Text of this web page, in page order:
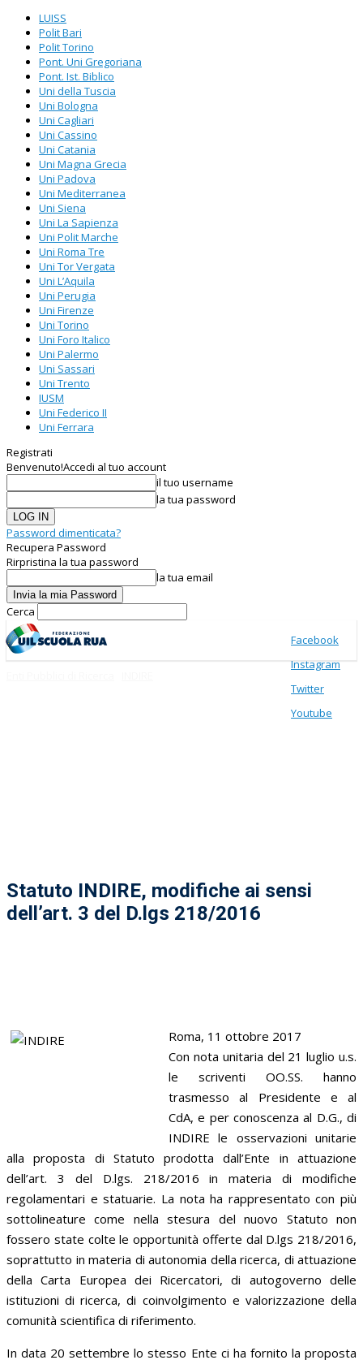
LUISS
Polit Bari
Polit Torino
Pont. Uni Gregoriana
Pont. Ist. Biblico
Uni della Tuscia
Uni Bologna
Uni Cagliari
Uni Cassino
Uni Catania
Uni Magna Grecia
Uni Padova
Uni Mediterranea
Uni Siena
Uni La Sapienza
Uni Polit Marche
Uni Roma Tre
Uni Tor Vergata
Uni L’Aquila
Uni Perugia
Uni Firenze
Uni Torino
Uni Foro Italico
Uni Palermo
Uni Sassari
Uni Trento
IUSM
Uni Federico II
Uni Ferrara
Registrati
Benvenuto!Accedi al tuo account
il tuo username
la tua password
Password dimenticata?
Recupera Password
Rirpristina la tua password
la tua email
Cerca
Facebook
Instagram
Twitter
Youtube
Statuto INDIRE, modifiche ai sensi
dell’art. 3 del D.lgs 218/2016
Roma, 11 ottobre 2017
Con nota unitaria del 21 luglio u.s.
le scriventi OO.SS. hanno
trasmesso al Presidente e al
CdA, e per conoscenza al D.G., di
INDIRE le osservazioni unitarie
alla proposta di Statuto prodotta dall’Ente in attuazione
dell’art. 3 del D.lgs. 218/2016 in materia di modifiche
regolamentari e statuarie. La nota ha rappresentato con più
sottolineature come nella stesura del nuovo Statuto non
fossero state colte le opportunità offerte dal D.lgs 218/2016,
soprattutto in materia di autonomia della ricerca, di attuazione
della Carta Europea dei Ricercatori, di autogoverno delle
istituzioni di ricerca, di coinvolgimento e valorizzazione della
comunità scientifica di riferimento.
In data 20 settembre lo stesso Ente ci ha fornito la proposta